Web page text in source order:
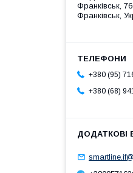
Франківськ,
Франківськ,
+380 (95)
+380 (68)